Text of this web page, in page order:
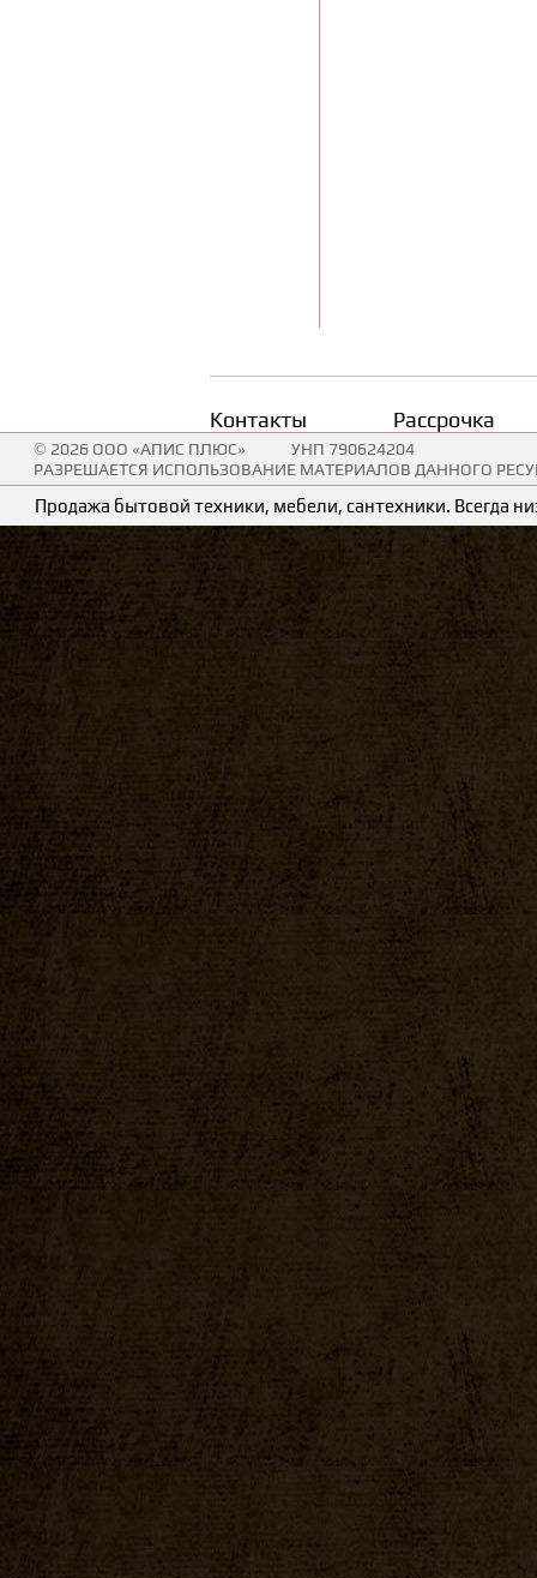
Контакты Рассрочка
© 2026 ООО «АПИС ПЛЮС»
УНП 790624204
РАЗРЕШАЕТСЯ ИСПОЛЬЗОВАНИЕ МАТЕРИАЛОВ ДАННОГО
Продажа бытовой техники, мебели, сантехники. Всегда